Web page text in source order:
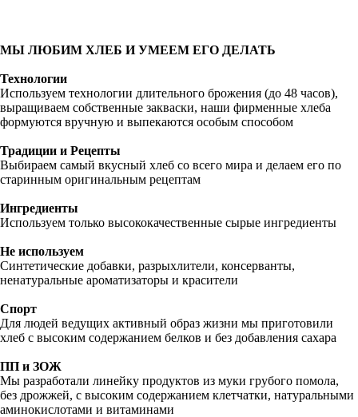
МЫ ЛЮБИМ ХЛЕБ И УМЕЕМ ЕГО ДЕЛАТЬ
Технологии
Используем технологии длительного брожения (до 48 часов),
выращиваем собственные закваски, наши фирменные хлеба
формуются вручную и выпекаются особым способом
Традиции и Рецепты
Выбираем самый вкусный хлеб со всего мира и делаем его по
старинным оригинальным рецептам
Ингредиенты
Используем только высококачественные сырые ингредиенты
Не используем
Синтетические добавки, разрыхлители, консерванты,
ненатуральные ароматизаторы и красители
Спорт
Для людей ведущих активный образ жизни мы приготовили
хлеб с высоким содержанием белков и без добавления сахара
ПП и ЗОЖ
Мы разработали линейку продуктов из муки грубого помола,
без дрожжей, с высоким содержанием клетчатки, натуральными
аминокислотами и витаминами